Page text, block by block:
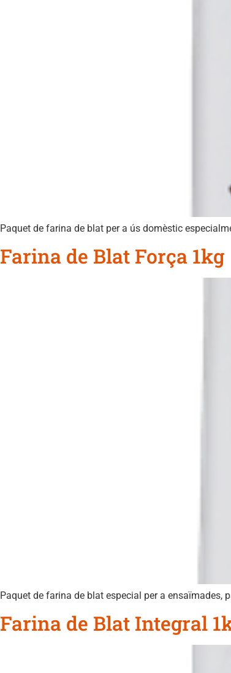
Paquet de farina de blat per a ús domèstic
Farina de Blat Força 1kg
Paquet de farina de blat especial per a
Farina de Blat Integral